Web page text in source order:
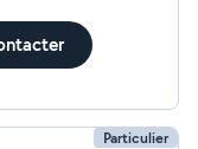
Particulier